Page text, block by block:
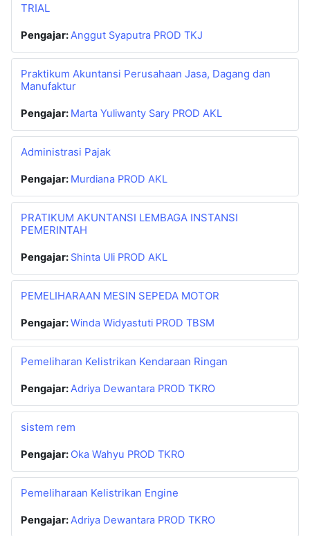
TRIAL
Pengajar: Anggut Syaputra PROD TKJ
Praktikum Akuntansi Perusahaan Jasa, Dagang dan
Manufaktur
Pengajar: Marta Yuliwanty Sary PROD AKL
Administrasi Pajak
Pengajar: Murdiana PROD AKL
PRATIKUM AKUNTANSI LEMBAGA INSTANSI
PEMERINTAH
Pengajar: Shinta Uli PROD AKL
PEMELIHARAAN MESIN SEPEDA MOTOR
Pengajar:Winda Widyastuti PROD TBSM
Pemeliharan Kelistrikan Kendaraan Ringan
Pengajar: Adriya Dewantara PROD TKRO
sistem rem
Pengajar: Oka Wahyu PROD TKRO
Pemeliharaan Kelistrikan Engine
Pengajar: Adriya Dewantara PROD TKRO